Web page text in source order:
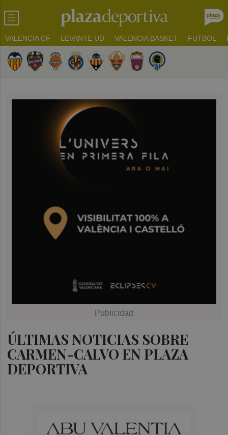
VALENCIA CF LEVANTE UD VALENCIA BASKET FUTBOL
ÚLTIMAS NOTICIAS SOBRE
CARMEN-CALVO EN PLAZA
DEPORTIVA